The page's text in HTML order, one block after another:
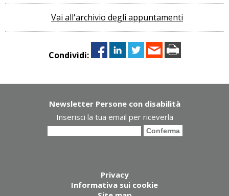
Vai all'archivio degli appuntamenti
Condividi:
Newsletter Persone con disabilità
Inserisci la tua email per riceverla
Privacy
Informativa sui cookie